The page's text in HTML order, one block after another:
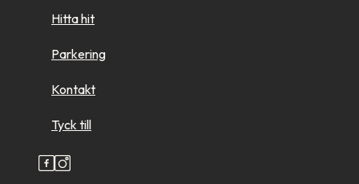
Hitta hit
Parkering
Kontakt
Tyck till